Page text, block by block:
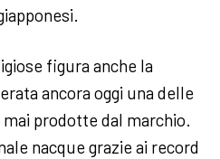
figura anche la
ancora oggi una delle
prodotte dal marchio.
nacque grazie ai record